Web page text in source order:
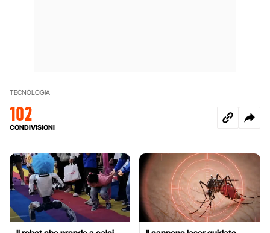
TECNOLOGIA
102
CONDIVISIONI